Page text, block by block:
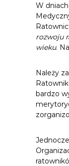
y
c
z
n
y
h
W dniach
rozwoju
wieku.
Należy
bardzo